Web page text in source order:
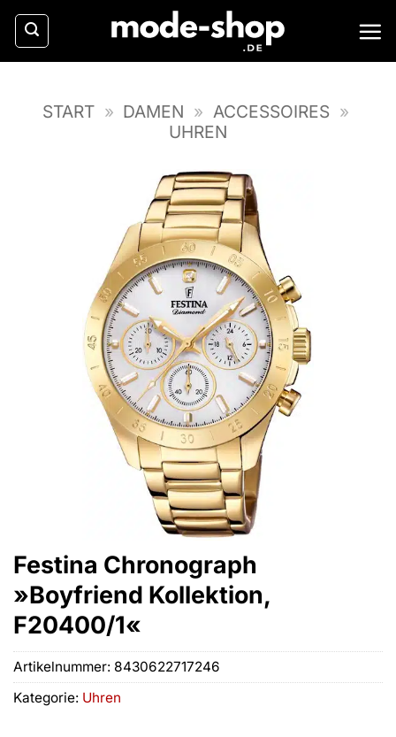
Zum
Inhalt
springen
START » DAMEN » ACCESSOIRES »
UHREN
Festina Chronograph
»Boyfriend Kollektion,
F20400/1«
Artikelnummer: 8430622717246
Kategorie: Uhren